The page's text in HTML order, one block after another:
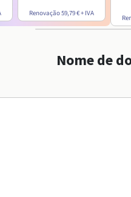
Renovação59,79 €+ IVA
Nome de